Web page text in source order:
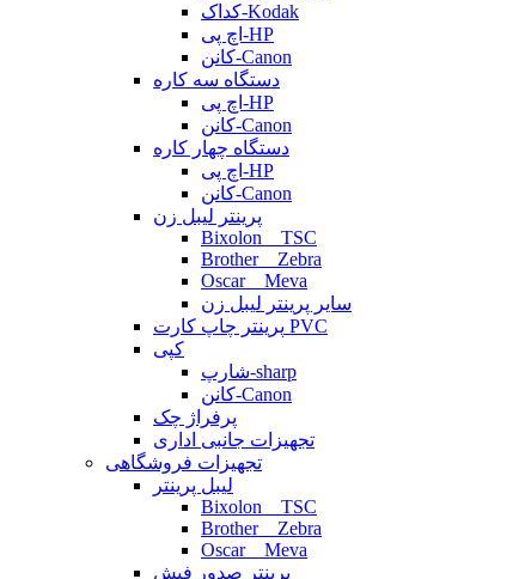
کداک-Kodak
اچ پی-HP
کانن-Canon
دستگاه سه کاره
اچ پی-HP
کانن-Canon
دستگاه چهار کاره
اچ پی-HP
کانن-Canon
پرینتر لیبل زن
Bixolon _ TSC
Brother _ Zebra
Oscar _ Meva
سایر پرینتر لیبل زن
پرینتر چاپ کارت PVC
کپی
شارپ-sharp
کانن-Canon
پرفراژ چک
تجهیزات جانبی اداری
تجهیزات فروشگاهی
لیبل پرینتر
Bixolon _ TSC
Brother _ Zebra
Oscar _ Meva
پرینتر صدور فیش